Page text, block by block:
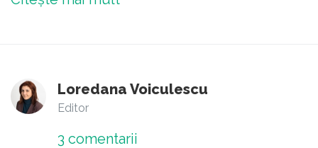
Loredana Voiculescu
Editor
3 comentarii